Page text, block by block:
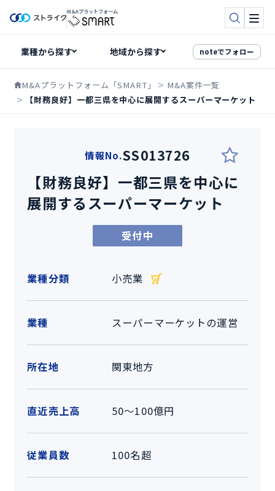
M&Aプラットフォーム
検索メ
noteでフォロー
M&Aプラットフォーム「SMART」
M&A案件一覧
【財務良好】一都三県を中心に展開するスーパーマーケット
情報No.SS013726
【財務良好】一都三県を中心に
展開するスーパーマーケット
受付中
業種分類 小売業
業種 スーパーマーケットの運営
所在地 関東地方
直近売上高 50～100億円
従業員数 100名超